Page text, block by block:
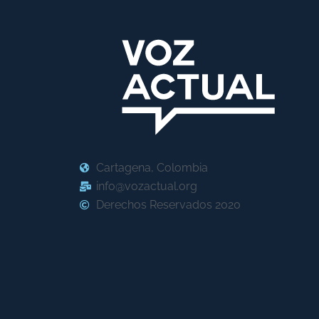
Cartagena, Colombia
info@vozactual.org
Derechos Reservados 2020